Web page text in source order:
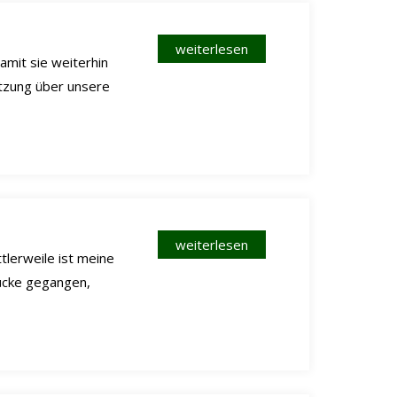
sie weiterhin
über unsere
weiterlesen
ist meine
gegangen,
weiterlesen